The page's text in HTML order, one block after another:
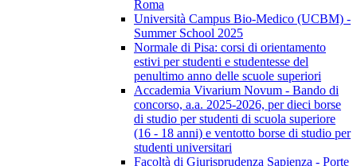
Roma
Università Campus Bio-Medico (UCBM) -
Summer School 2025
Normale di Pisa: corsi di orientamento
estivi per studenti e studentesse del
penultimo anno delle scuole superiori
Accademia Vivarium Novum - Bando di
concorso, a.a. 2025-2026, per dieci borse
di studio per studenti di scuola superiore
(16 - 18 anni) e ventotto borse di studio per
studenti universitari
Facoltà di Giurisprudenza Sapienza - Porte